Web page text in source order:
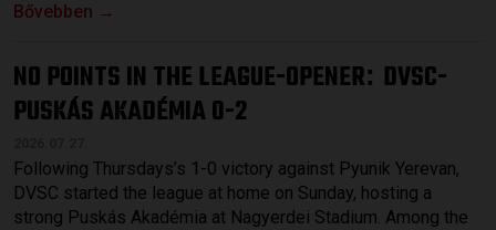
Bővebben →
NO POINTS IN THE LEAGUE-OPENER: DVSC-
PUSKÁS AKADÉMIA 0-2
Following Thursdays’s 1-0 victory against Pyunik Yerevan,
DVSC started the league at home on Sunday, hosting a
strong Puskás Akadémia at Nagyerdei Stadium. Among the